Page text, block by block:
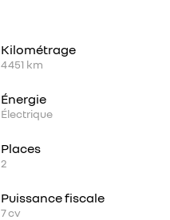
Kilométrage
4 451 km
Énergie
Électrique
Places
2
Puissance fiscale
7cv